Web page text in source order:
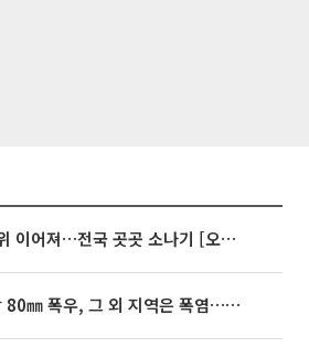
35도 안팎 무더위 이어져…전국 곳곳 소나기 [오늘 날씨]
동해안은 시간당 80㎜ 폭우, 그 외 지역은 폭염…‘극과 극 날씨’